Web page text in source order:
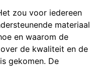
zou voor iedereen
materiaal
en waarom de
de kwaliteit en de
gekomen. De